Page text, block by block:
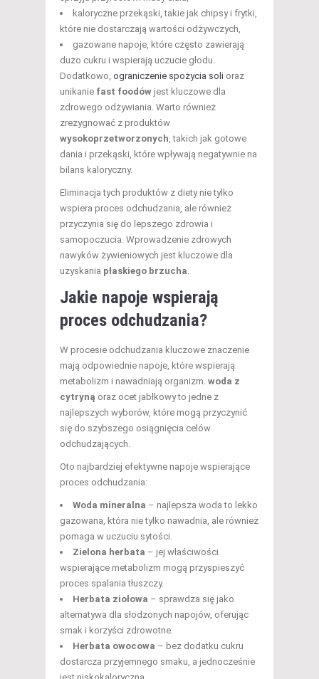
kaloryczne przekąski, takie jak chipsy i frytki,
które nie dostarczają wartości odżywczych,
gazowane napoje, które często zawierają
dużo cukru i wspierają uczucie głodu.
Dodatkowo, ograniczenie spożycia soli oraz
unikanie fast foodów jest kluczowe dla
zdrowego odżywiania. Warto również
zrezygnować z produktów
wysokoprzetworzonych, takich jak gotowe
dania i przekąski, które wpływają negatywnie na
bilans kaloryczny.
Eliminacja tych produktów z diety nie tylko
wspiera proces odchudzania, ale również
przyczynia się do lepszego zdrowia i
samopoczucia. Wprowadzenie zdrowych
nawyków żywieniowych jest kluczowe dla
uzyskania płaskiego brzucha.
Jakie napoje wspierają
proces odchudzania?
W procesie odchudzania kluczowe znaczenie
mają odpowiednie napoje, które wspierają
metabolizm i nawadniają organizm. woda z
cytryną oraz ocet jabłkowy to jedne z
najlepszych wyborów, które mogą przyczynić
się do szybszego osiągnięcia celów
odchudzających.
Oto najbardziej efektywne napoje wspierające
proces odchudzania:
Woda mineralna – najlepsza woda to lekko
gazowana, która nie tylko nawadnia, ale również
pomaga w uczuciu sytości.
Zielona herbata – jej właściwości
wspierające metabolizm mogą przyspieszyć
proces spalania tłuszczy.
Herbata ziołowa – sprawdza się jako
alternatywa dla słodzonych napojów, oferując
smak i korzyści zdrowotne.
Herbata owocowa – bez dodatku cukru
dostarcza przyjemnego smaku, a jednocześnie